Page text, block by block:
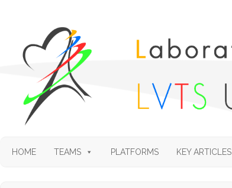
HOME TEAMS PLATFORMS KEY ARTICLES